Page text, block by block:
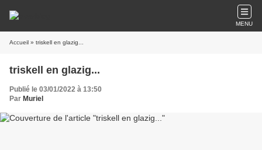
MENU
Accueil » triskell en glazig...
triskell en glazig...
Publié le 03/01/2022 à 13:50
Par Muriel